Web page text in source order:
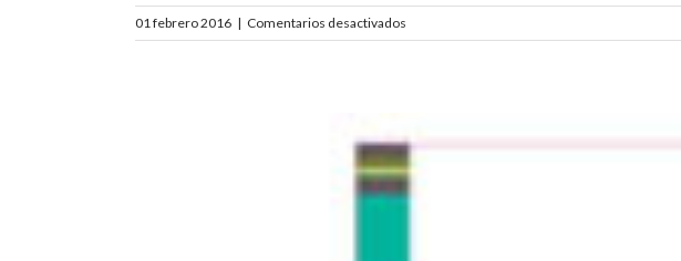
01 febrero 2016 | Comentarios desactivados
Eroski